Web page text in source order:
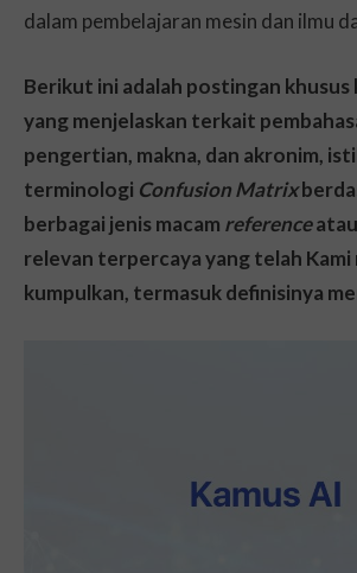
dalam pembelajaran mesin dan ilmu
Berikut ini adalah postingan khusus
yang menjelaskan terkait
pengertian, makna, dan akronim,
terminologi Confusion Matrix
berbagai jenis macam reference
relevan terpercaya yang telah Kami
kumpulkan, termasuk definisinya